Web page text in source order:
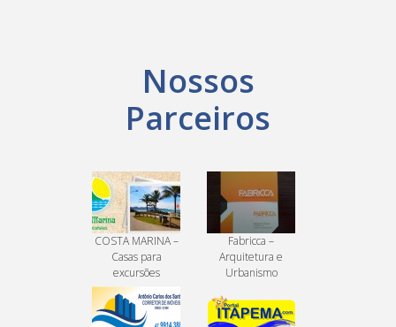
Nossos
Parceiros
COSTA MARINA –
Casas para
excursões
Fabricca –
Arquitetura e
Urbanismo